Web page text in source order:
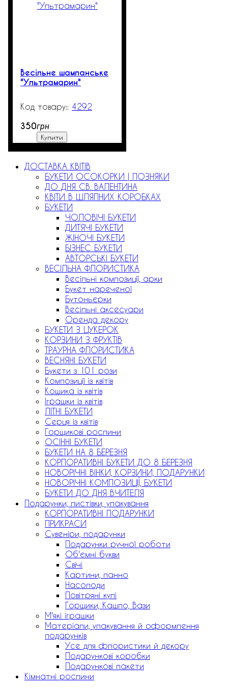
Весільне шампанське
"Ультрамарин"
4292
350грн
Купити
ДОСТАВКА КВІТІВ
БУКЕТИ ОСОКОРКИ | ПОЗНЯКИ
ДО ДНЯ СВ. ВАЛЕНТИНА
КВІТИ В ШЛЯПНИХ КОРОБКАХ
БУКЕТИ
ЧОЛОВІЧІ БУКЕТИ
ДИТЯЧІ БУКЕТИ
ЖІНОЧІ БУКЕТИ
БІЗНЕС БУКЕТИ
АВТОРСЬКІ БУКЕТИ
ВЕСІЛЬНА ФЛОРИСТИКА
Весільні композиції, арки
Букет нареченої
Бутоньєрки
Весільні аксесуари
Оренда декору
БУКЕТИ З ЦУКЕРОК
КОРЗИНИ З ФРУКТІВ
ТРАУРНА ФЛОРИСТИКА
ВЕСНЯНІ БУКЕТИ
Букети з 101 рози
Композиції із квітів
Кошика із квітів
Іграшки із квітів
ЛІТНІ БУКЕТИ
Серця із квітів
Горщикові рослини
ОСІННІ БУКЕТИ
БУКЕТИ НА 8 БЕРЕЗНЯ
КОРПОРАТИВНІ БУКЕТИ ДО 8 БЕРЕЗНЯ
НОВОРІЧНІ ВІНКИ, КОРЗИНИ, ПОДАРУНКИ
НОВОРІЧНІ КОМПОЗИЦІЇ, БУКЕТИ
БУКЕТИ ДО ДНЯ ВЧИТЕЛЯ
Подарунки, листівки, упакування
КОРПОРАТИВНІ ПОДАРУНКИ
ПРИКРАСИ
Сувеніри, подарунки
Подарунки ручної роботи
Об'ємні букви
Свічі
Картини, панно
Насолоди
Повітряні кулі
Горщики, Кашпо, Вази
М'які іграшки
Матеріали, упакування й оформлення
подарунків
Усе для флористики й декору
Подарункові коробки
Подарункові пакети
Кімнатні рослини